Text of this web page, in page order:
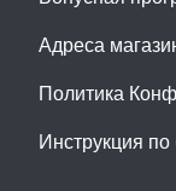
Адреса
Политика
Инструкция по